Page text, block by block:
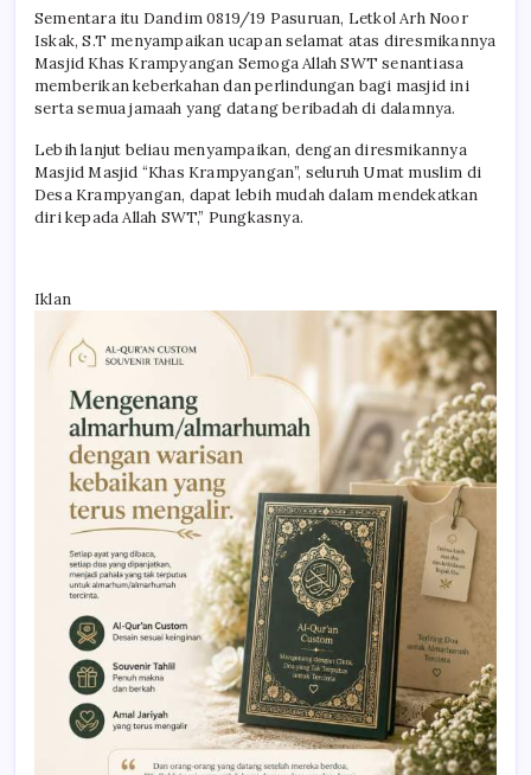
Sementara itu Dandim 0819/19 Pasuruan, Letkol Arh Noor
Iskak, S.T menyampaikan ucapan selamat atas diresmikannya
Masjid Khas Krampyangan Semoga Allah SWT senantiasa
memberikan keberkahan dan perlindungan bagi masjid ini
serta semua jamaah yang datang beribadah di dalamnya.
Lebih lanjut beliau menyampaikan, dengan diresmikannya
Masjid Masjid “Khas Krampyangan”, seluruh Umat muslim di
Desa Krampyangan, dapat lebih mudah dalam mendekatkan
diri kepada Allah SWT,” Pungkasnya.
Iklan